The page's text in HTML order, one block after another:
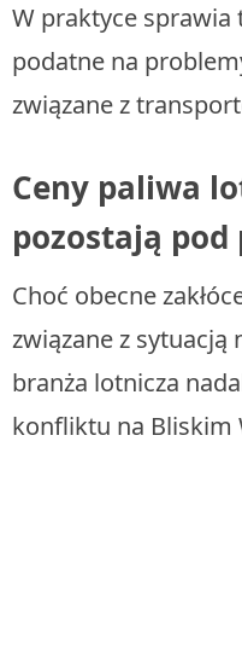
W praktyce sprawia
podatne na
związane z
Ceny paliwa
pozostają pod
Choć obecne
związane z
branża lotnicza
konfliktu na Bliskim